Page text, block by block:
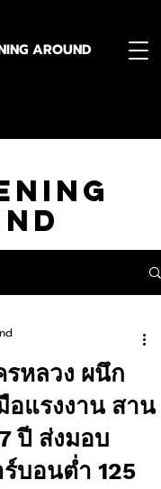
AROUND
หลวง ผนึก
แรงงาน สาน
ปี ส่งมอบ
บอนต่ำ 125